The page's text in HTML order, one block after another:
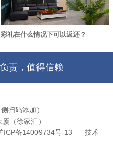
彩礼在什么情况下可以返还？
责，值得信赖
扫码添加）
（徐家汇）
备14009734号-13 技术